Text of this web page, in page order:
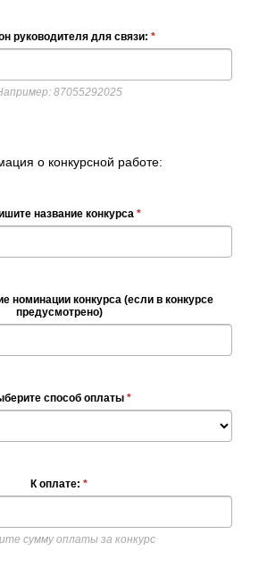
руководителя для связи: *
87055292025
о конкурсной работе:
название конкурса *
номинации конкурса (если в конкурсе
предусмотрено)
способ оплаты *
К оплате: *
сумму оплаты за конкурс